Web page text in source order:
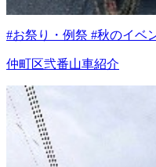
#お祭り・例祭 #秋のイベ
仲町区弐番山車紹介